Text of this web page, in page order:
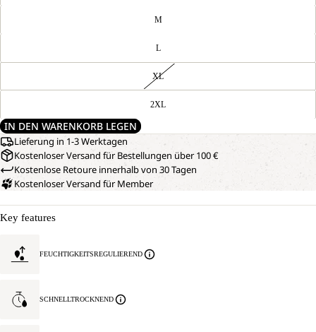
M
L
XL
2XL
IN DEN WARENKORB LEGEN
Lieferung in 1-3 Werktagen
Kostenloser Versand für Bestellungen über 100 €
Kostenlose Retoure innerhalb von 30 Tagen
Kostenloser Versand für Member
Key features
FEUCHTIGKEITSREGULIEREND
SCHNELLTROCKNEND